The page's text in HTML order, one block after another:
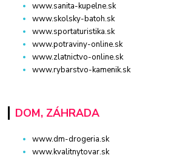
www.sanita-kupelne.sk
www.skolsky-batoh.sk
www.sportaturistika.sk
www.potraviny-online.sk
www.zlatnictvo-online.sk
www.rybarstvo-kamenik.sk
DOM, ZÁHRADA
www.dm-drogeria.sk
www.kvalitnytovar.sk